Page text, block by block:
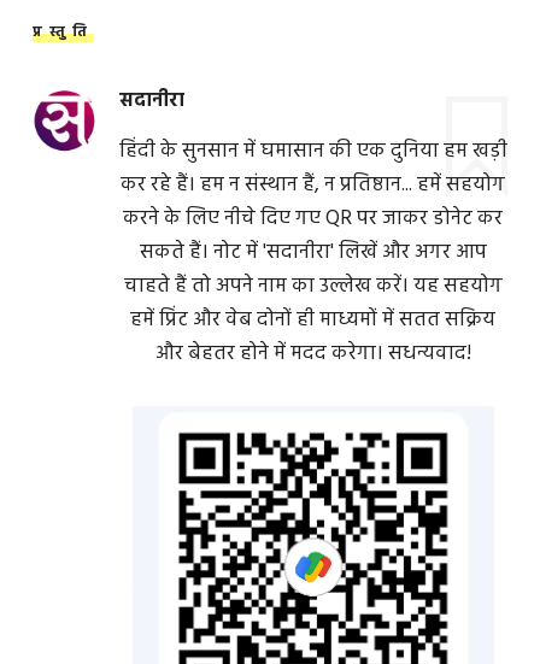
प्रस्तुति
सदानीरा
हिंदी के सुनसान में घमासान की एक दुनिया हम खड़ी
कर रहे हैं। हम न संस्थान हैं, न प्रतिष्ठान... हमें सहयोग
करने के लिए नीचे दिए गए QR पर जाकर डोनेट कर
सकते हैं। नोट में 'सदानीरा' लिखें और अगर आप
चाहते हैं तो अपने नाम का उल्लेख करें। यह सहयोग
हमें प्रिंट और वेब दोनों ही माध्यमों में सतत सक्रिय
और बेहतर होने में मदद करेगा। सधन्यवाद!